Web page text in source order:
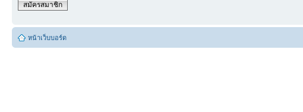
สมัครสมาชิก
หน้าเว็บบอร์ด